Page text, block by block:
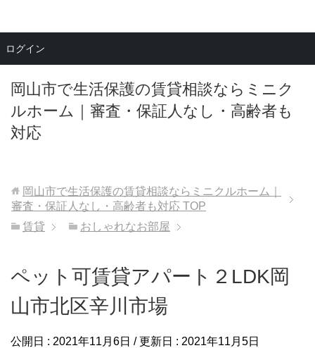
岡山市で生活保護の賃貸相談ならミニク
ルホーム｜審査・保証人なし・高齢者も
対応
メニュー
岡山市で生活保護の賃貸相談ならミニクルホーム｜
審査・保証人なし・高齢者も対応 TOP
賃貸
おしゃれなお部屋
ペット可賃貸アパート２LDK岡
山市北区辛川市場
公開日 : 2021年11月6日 / 更新日 : 2021年11月5日
ログイン